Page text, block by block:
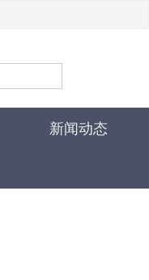
新闻动态